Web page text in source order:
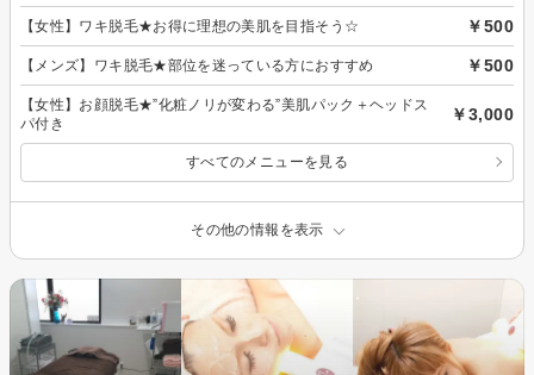
【女性】ワキ脱毛★お得に理想の美肌を目指そう☆ ￥500
【メンズ】ワキ脱毛★部位を迷っている方におすすめ ￥500
【女性】お顔脱毛★”化粧ノリが変わる”美肌パック＋ヘッドス
パ付き
￥3,000
すべてのメニューを見る
その他の情報を表示